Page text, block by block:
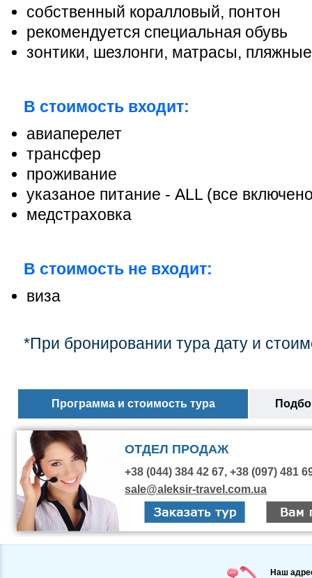
собственный коралловый, понтон
рекомендуется специальная обувь
зонтики, шезлонги, матрасы,
В стоимость входит:
авиаперелет
трансфер
проживание
указаное питание - ALL (все
медстраховка
В стоимость не входит:
виза
*При бронировании тура дату и
Программа и стоимость тура
ОТДЕЛ ПРОДАЖ
+38 (044) 384 42 67, +38 (097) 481
sale@aleksir-travel.com.ua
Наш